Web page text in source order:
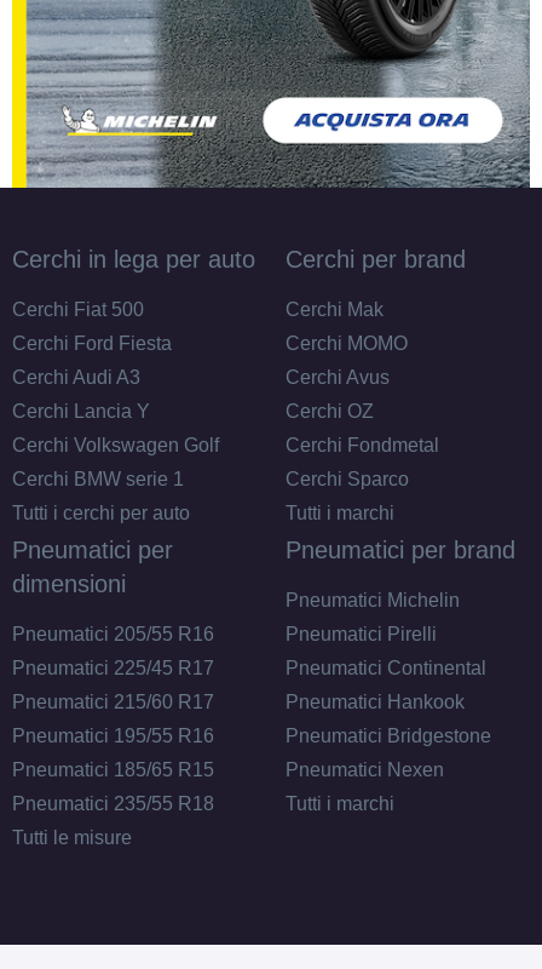
Cerchi in lega per auto
Cerchi Fiat 500
Cerchi Ford Fiesta
Cerchi Audi A3
Cerchi Lancia Y
Cerchi Volkswagen Golf
Cerchi BMW serie 1
Tutti i cerchi per auto
Cerchi per brand
Cerchi Mak
Cerchi MOMO
Cerchi Avus
Cerchi OZ
Cerchi Fondmetal
Cerchi Sparco
Tutti i marchi
Pneumatici per
dimensioni
Pneumatici 205/55 R16
Pneumatici 225/45 R17
Pneumatici 215/60 R17
Pneumatici 195/55 R16
Pneumatici 185/65 R15
Pneumatici 235/55 R18
Tutti le misure
Pneumatici per brand
Pneumatici Michelin
Pneumatici Pirelli
Pneumatici Continental
Pneumatici Hankook
Pneumatici Bridgestone
Pneumatici Nexen
Tutti i marchi